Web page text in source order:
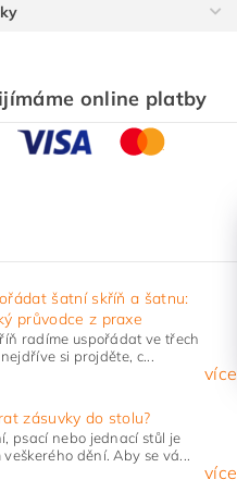
online platby
šatní skříň a šatnu:
průvodce z praxe
radíme uspořádat ve třech
si projděte, c...
více
zásuvky do stolu?
psací nebo jednací stůl je
dění. Aby se vá...
více